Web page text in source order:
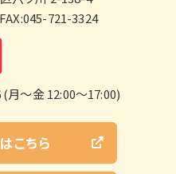
721-3324
月～金 12:00～17:00)
こちら